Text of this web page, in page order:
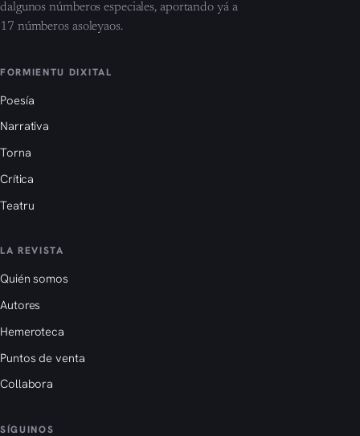
dalgunos númberos especiales, aportando yá a
17 númberos asoleyaos.
FORMIENTU DIXITAL
Poesía
Narrativa
Torna
Crítica
Teatru
LA REVISTA
Quién somos
Autores
Hemeroteca
Puntos de venta
Collabora
SÍGUINOS